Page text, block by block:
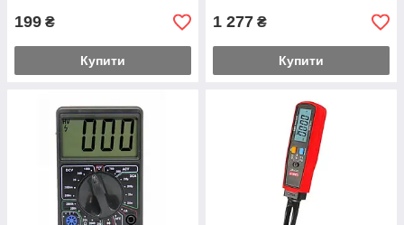
199 ₴
Купити
1 277 ₴
Купити